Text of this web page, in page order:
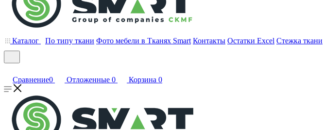
Каталог По типу ткани Фото мебели в Тканях Smart Контакты Остатки Excel Стежка ткани
Сравнение0 Отложенные 0 Корзина 0